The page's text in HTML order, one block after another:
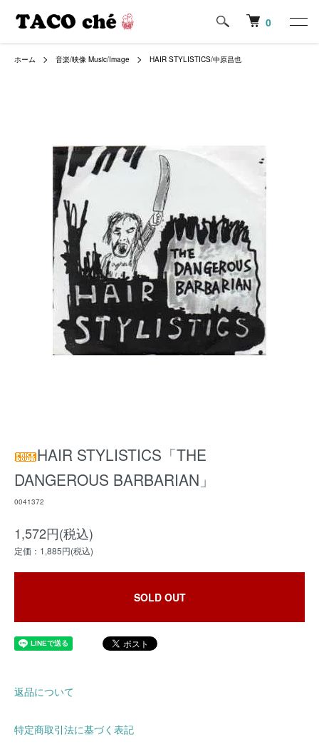
0
ホーム 音楽/映像 Music/Image HAIR STYLISTICS/中原昌也
HAIR STYLISTICS「THE
DANGEROUS BARBARIAN」
0041372
1,572円(税込)
定価：1,885円(税込)
SOLD OUT
返品について
特定商取引法に基づく表記